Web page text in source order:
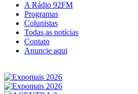
A Rádio 92FM
Programas
Colunistas
Todas as notícias
Contato
Anuncie aqui